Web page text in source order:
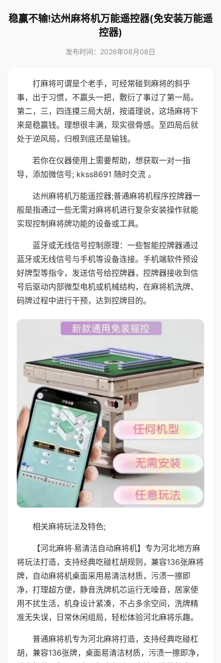
稳赢不输!达州麻将机万能遥控器(免安装万能遥
控器)
发布时间：2026年08月08日
打麻将可谓是个老手，可经常碰到麻将的斜乎
事，出于习惯，不赢头一把，敷衍了事过了第一局。
第二，三，四连摸三局大胡，按道理说，这场麻将下
来是稳赢钱。理想很丰满，现实很骨感。至四局后就
处于逆风局，归根到底还是输钱。
若你在仪器使用上需要帮助，想获取一对一指
导，添加微信号; kkss8691 随时交流 。
达州麻将机万能遥控器;普通麻将机程序控牌器一
般是指通过一些无需对麻将机进行复杂安装操作就能
实现控制麻将牌功能的设备或工具。
蓝牙或无线信号控制原理：一些智能控牌器通过
蓝牙或无线信号与手机等设备连接。手机端软件预设
好牌型等指令，发送信号给控牌器，控牌器接收到信
号后驱动内部微型电机或机械结构，在麻将机洗牌、
码牌过程中进行干预，达到控牌目的。
相关麻将玩法及特色;
【河北麻将·易清洁自动麻将机】专为河北地方麻
将玩法打造，支持经典吃碰杠胡规则，兼容136张麻将
牌，自动麻将机桌面采用易清洁材质，污渍一擦即
净，打理超方便，静音洗牌机芯运行无噪音，居家使
用不扰生活，机身设计紧凑，不占多余空间，洗牌精
准无失误，日常休闲组局，轻松体验河北麻将乐趣。
普通麻将机专为河北麻将打造，支持经典吃碰杠
胡，兼容136张牌，桌面易清洁材质，污渍一擦即净，